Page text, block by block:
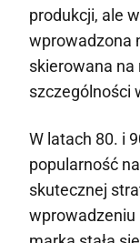
produkcji, ale
wprowadzona
skierowana na
szczególności
W latach 80. i
popularność
skutecznej
wprowadzeniu